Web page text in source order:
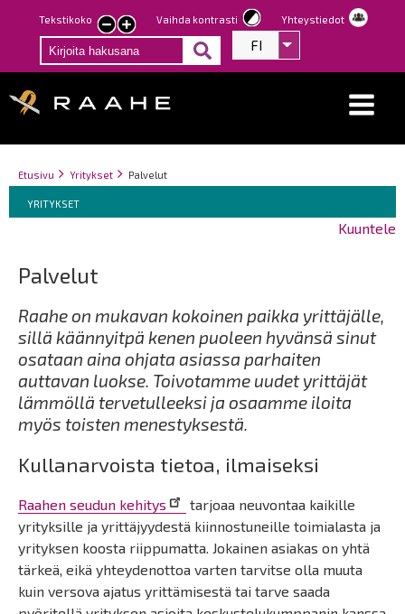
Hyppää
pääsisältöön
Tekstikoko
Pienennä
tekstin
kokoa
Suurenna
tekstin
kokoa
Vaihda kontrasti Yhteystiedot
FI Listaa
Breadcrumbs
You
here:
Etusivu Yritykset Palvelut
Breadcrumbs
You
are
YRITYKSET
Kuuntele
Palvelut
Raahe on mukavan kokoinen paikka yrittäjälle,
sillä käännyitpä kenen puoleen hyvänsä sinut
osataan aina ohjata asiassa parhaiten
auttavan luokse. Toivotamme uudet yrittäjät
lämmöllä tervetulleeksi ja osaamme iloita
myös toisten menestyksestä.
Kullanarvoista tietoa, ilmaiseksi
Raahen seudun kehitys
tarjoaa neuvontaa kaikille
yrityksille ja yrittäjyydestä kiinnostuneille toimialasta ja
yrityksen koosta riippumatta. Jokainen asiakas on yhtä
tärkeä, eikä yhteydenottoa varten tarvitse olla muuta
kuin versova ajatus yrittämisestä tai tarve saada